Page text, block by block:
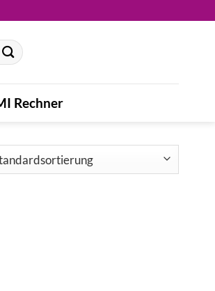
Rechner